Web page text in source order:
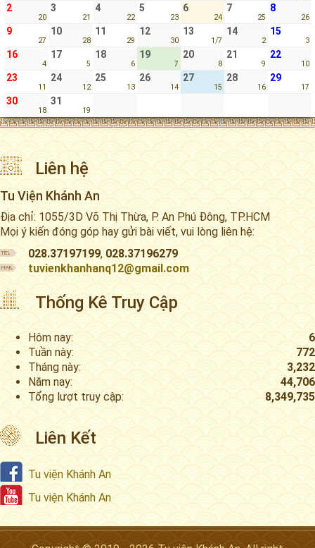
2
20
3
21
4
22
5
23
6
24
7
25
8
26
9
27
10
28
11
29
12
30
13
1/7
14
2
15
3
16
4
17
5
18
6
19
7
20
8
21
9
22
10
23
11
24
12
25
13
26
14
27
15
28
16
29
17
30
18
31
19
Liên hệ
Tu Viện Khánh An
Địa chỉ: 1055/3D Võ Thị Thừa, P. An Phú Đông, TP.HCM
Mọi ý kiến đóng góp hay gửi bài viết, vui lòng liên hệ:
028.37197199, 028.37196279
tuvienkhanhanq12@gmail.com
Thống Kê Truy Cập
Hôm nay:
6
Tuần này:
772
Tháng này:
3,232
Năm nay:
44,706
Tổng lượt truy cập:
8,349,735
Liên Kết
Tu viện Khánh An
Tu viện Khánh An